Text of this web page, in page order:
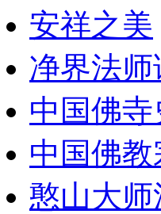
安祥之美
净界法
中国佛
中国佛
憨山大